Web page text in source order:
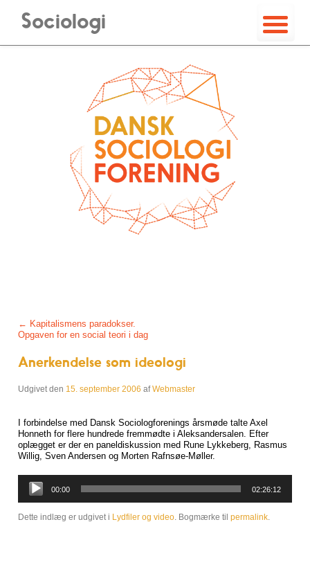
Sociologi
Post navigation
← Kapitalismens paradokser.
Opgaven for en social teori i dag
Anerkendelse som ideologi
Udgivet den 15. september 2006 afWebmaster
I forbindelse med Dansk Sociologforenings årsmøde talte Axel
Honneth for flere hundrede fremmødte i Aleksandersalen. Efter
oplægget er der en paneldiskussion med Rune Lykkeberg, Rasmus
Willig, Sven Andersen og Morten Rafnsøe-Møller.
Lydafspiller
00:00 02:26:12
Dette indlæg er udgivet i Lydfiler og video. Bogmærke til permalink.